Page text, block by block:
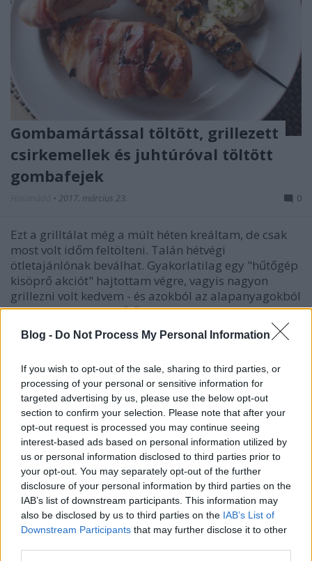
Blog - Do Not Process My Personal Information
If you wish to opt-out of the sale, sharing to third parties, or
processing of your personal or sensitive information for
targeted advertising by us, please use the below opt-out
section to confirm your selection. Please note that after your
opt-out request is processed you may continue seeing
interest-based ads based on personal information utilized by
us or personal information disclosed to third parties prior to
your opt-out. You may separately opt-out of the further
disclosure of your personal information by third parties on the
IAB’s list of downstream participants. This information may
also be disclosed by us to third parties on the IAB’s List of
Downstream Participants that may further disclose it to other
Gombamártással töltött, grillezett
csirkemellek és juhtúróval töltött
gombafejek
• 2017. március 23. 0
Ezt a grilltálat még a múlt héten kreáltam, de csak
most volt időm feltölteni. Talán hétvégi
ötletajánlónak beválhat. Gyakorlatilag egy "hűtőgép
kisöprő akciót" hajtottam végre, vagyis nagyon
grillezni volt kedvem - és azokból az alapanyagokból
dolgoztam, amit a hűtőnkben találtam. Nos jöjjenek
a…